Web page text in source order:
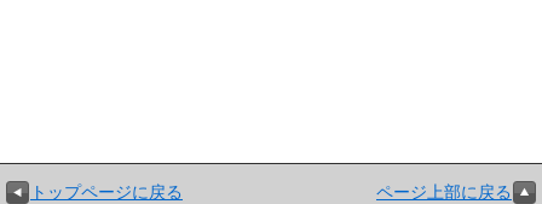
トップページに戻る ページ上部に戻る